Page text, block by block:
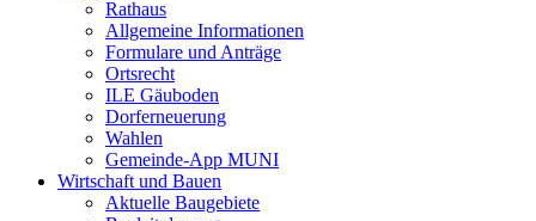
Rathaus
Allgemeine Informationen
Formulare und Anträge
Ortsrecht
ILE Gäuboden
Dorferneuerung
Wahlen
Gemeinde-App MUNI
Wirtschaft und Bauen
Aktuelle Baugebiete